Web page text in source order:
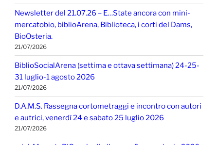
Newsletter del 21.07.26 – E…State ancora con mini-
mercatobio, biblioArena, Biblioteca, i corti del Dams,
BioOsteria.
21/07/2026
BiblioSocialArena (settima e ottava settimana) 24-25-
31 luglio-1 agosto 2026
21/07/2026
D.A.M.S. Rassegna cortometraggi e incontro con autori
e autrici, venerdì 24 e sabato 25 luglio 2026
21/07/2026